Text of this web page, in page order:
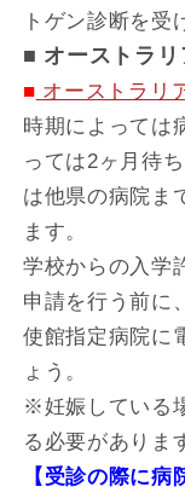
トゲン診断を受
■ オーストラ
■ オーストラリ
時期によっては
っては2ヶ月待
は他県の病院ま
ます。
学校からの入学
申請を行う前に
使館指定病院に
ょう。
※妊娠している
る必要がありま
【受診の際に病